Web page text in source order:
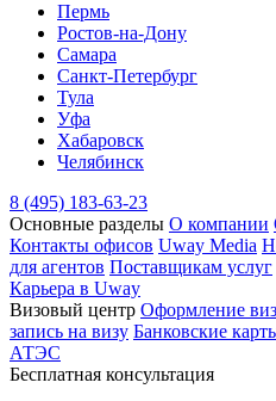
Пермь
Ростов-на-Дону
Самара
Санкт-Петербург
Тула
Уфа
Хабаровск
Челябинск
8 (495) 183-63-23
Основные разделы О компании
Контакты офисов Uway Media
для агентов Поставщикам услуг
Карьера в Uway
Визовый центр Оформление
запись на визу Банковские
АТЭС
Бесплатная консультация